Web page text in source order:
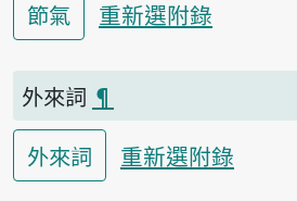
節氣
重新選附錄
外來詞 ¶
外來詞
重新選附錄